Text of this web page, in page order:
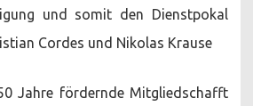
und somit den Dienstpokal
Cordes und Nikolas Krause
Jahre fördernde Mitgliedschafft